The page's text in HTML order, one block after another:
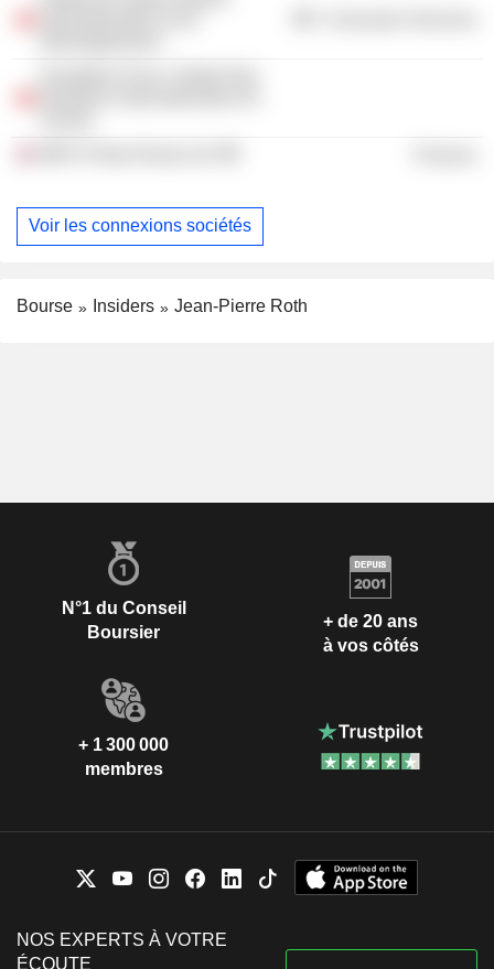
Voir les connexions sociétés
Bourse Insiders Jean-Pierre Roth
N°1 du Conseil
Boursier
+ de 20 ans
à vos côtés
+ 1 300 000
membres
NOS EXPERTS À VOTRE
ÉCOUTE